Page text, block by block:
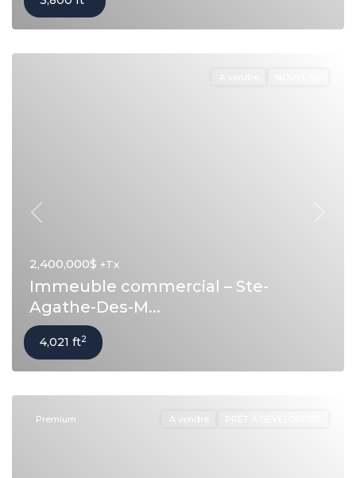
Précédent
2,400,000$ +Tx
Immeuble commercial – Ste-
Agathe-Des-M...
4,021 ft2
Premium A vendre